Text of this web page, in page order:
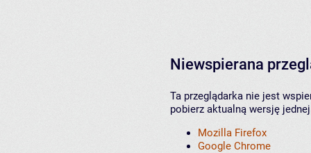
Niewspierana
Ta przeglądarka nie jest
pobierz aktualną wersję
Mozilla Firefox
Google Chrome